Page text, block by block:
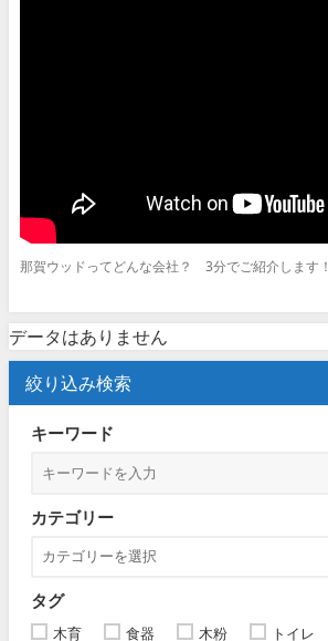
那賀ウッドってどんな会社？ 3分でご紹介します！
データはありません
絞り込み検索
キーワード
カテゴリー
タグ
木育 食器 木粉 トイレ